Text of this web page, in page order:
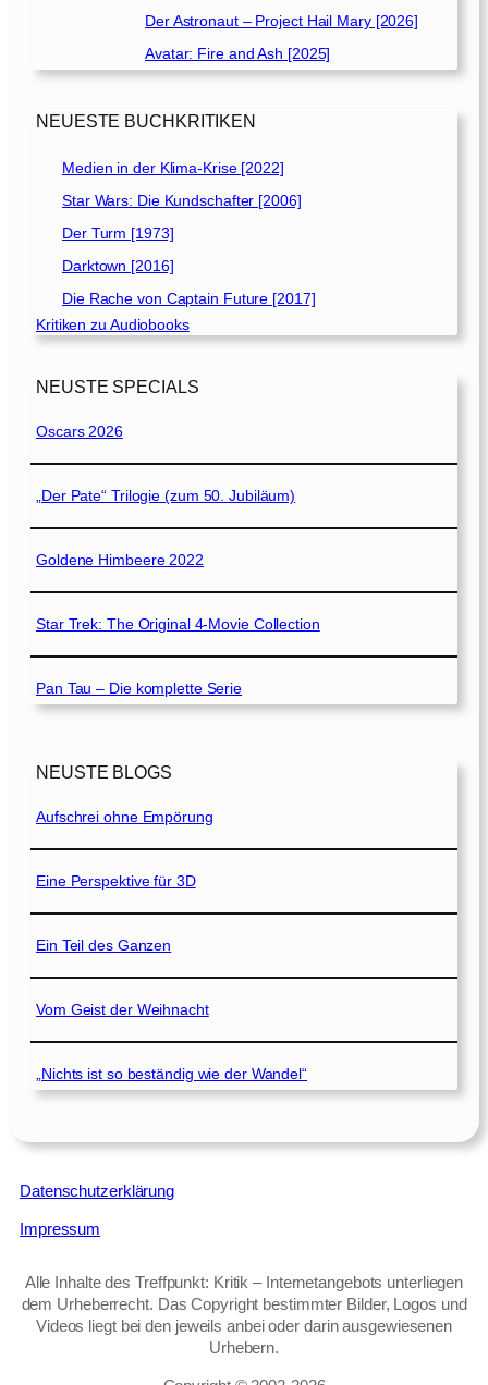
Der Astronaut – Project Hail Mary [2026]
Avatar: Fire and Ash [2025]
NEUESTE BUCHKRITIKEN
Medien in der Klima-Krise [2022]
Star Wars: Die Kundschafter [2006]
Der Turm [1973]
Darktown [2016]
Die Rache von Captain Future [2017]
Kritiken zu Audiobooks
NEUSTE SPECIALS
Oscars 2026
„Der Pate“ Trilogie (zum 50. Jubiläum)
Goldene Himbeere 2022
Star Trek: The Original 4-Movie Collection
Pan Tau – Die komplette Serie
NEUSTE BLOGS
Aufschrei ohne Empörung
Eine Perspektive für 3D
Ein Teil des Ganzen
Vom Geist der Weihnacht
„Nichts ist so beständig wie der Wandel“
Datenschutzerklärung
Impressum
Alle Inhalte des Treffpunkt: Kritik – Internetangebots unterliegen
dem Urheberrecht. Das Copyright bestimmter Bilder, Logos und
Videos liegt bei den jeweils anbei oder darin ausgewiesenen
Urhebern.